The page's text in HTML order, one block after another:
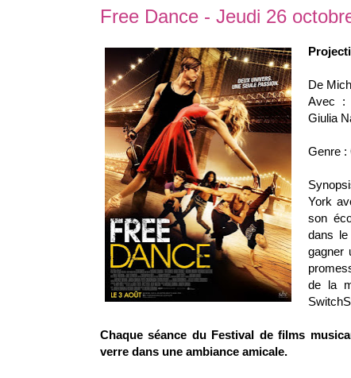
Free Dance - Jeudi 26
De
Avec :
Giulia
Genre :
York
son
dans
gagner
de la
Chaque séance du Festival de films
verre dans une ambiance amicale.